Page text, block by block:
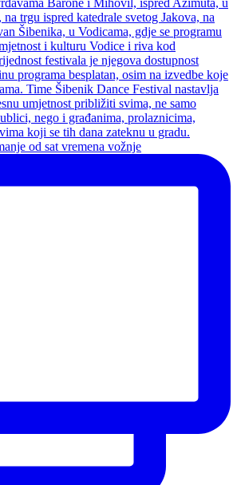
od sat vremena vožnje